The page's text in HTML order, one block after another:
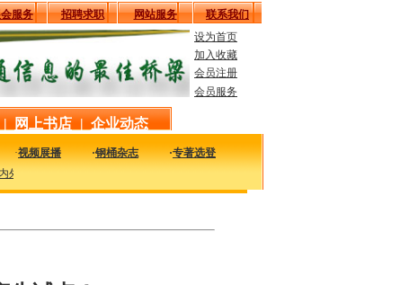
服务 招聘求职 网站服务
联系我们
设为首页
加入收藏
会员注册
会员服务
| 网上书店 | 企业动态
·视频展播 ·钢桶杂志 ·专著选登
与钢桶包装相关的资料，包括行业经典、企业名录、报刊杂志、资料下载等等资料。